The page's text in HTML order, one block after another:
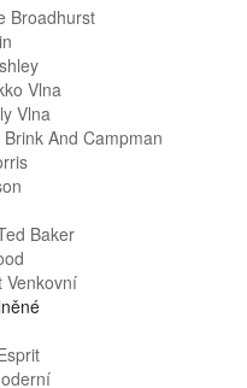
Broadhurst
Vlna
Vlna
And Campman
Baker
Venkovní